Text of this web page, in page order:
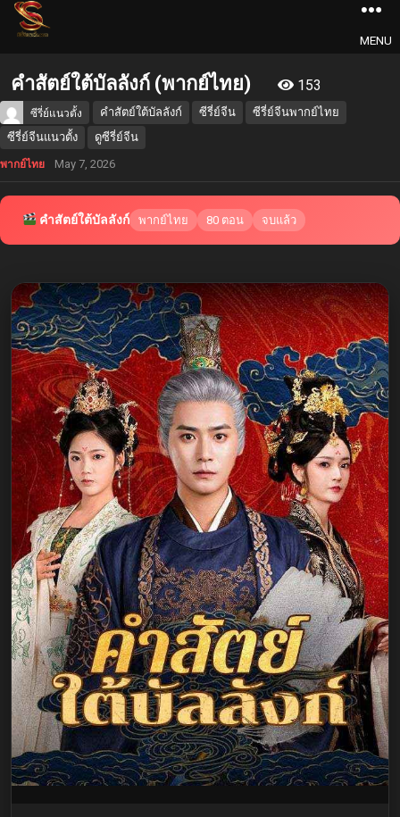
MENU
คำสัตย์ใต้บัลลังก์ (พากย์ไทย) 153
ซีรี่ย์แนวตั้ง คำสัตย์ใต้บัลลังก์ ซีรี่ย์จีน
ซีรี่ย์จีนพากย์ไทย
ซีรี่ย์จีนแนวตั้ง
ดูซีรี่ย์จีน
พากย์ไทย May 7, 2026
คำสัตย์ใต้บัลลังก์ พากย์ไทย 80 ตอน จบแล้ว